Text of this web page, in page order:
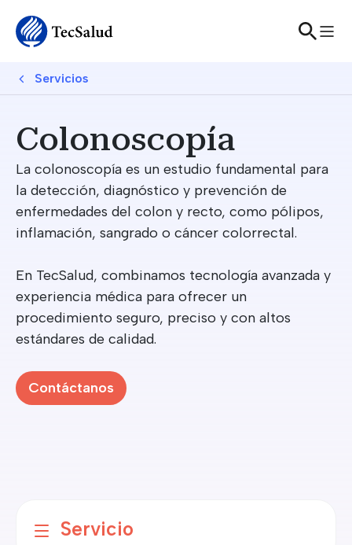
Breadcrumb
Servicios
Colonoscopía
La colonoscopía es un estudio fundamental para
la detección, diagnóstico y prevención de
enfermedades del colon y recto, como pólipos,
inflamación, sangrado o cáncer colorrectal.
En TecSalud, combinamos tecnología avanzada y
experiencia médica para ofrecer un
procedimiento seguro, preciso y con altos
estándares de calidad.
Contáctanos
Servicio